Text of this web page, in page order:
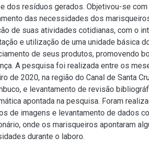
dos resíduos gerados. Objetivou-se
das necessidades dos
de suas atividades cotidianas, com o
e utilização de uma unidade básica
de seus produtos, promovendo
A pesquisa foi realizada entre os
de 2020, na região do Canal de Santa
e levantamento de revisão
apontada na pesquisa. Foram
de imagens e levantamento de dados
onde os marisqueiros apontaram
durante o laboro.